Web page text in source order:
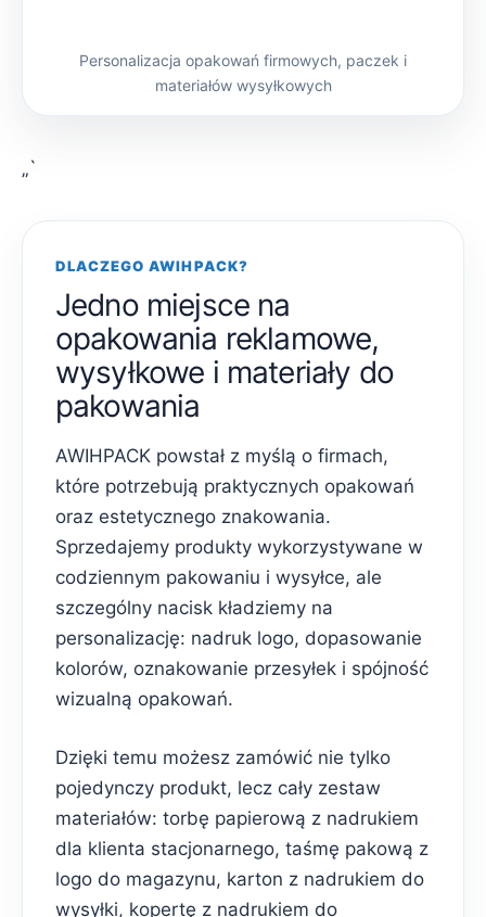
Personalizacja opakowań firmowych, paczek i
materiałów wysyłkowych
„`
DLACZEGO AWIHPACK?
Jedno miejsce na
opakowania reklamowe,
wysyłkowe i materiały do
pakowania
AWIHPACK powstał z myślą o firmach,
które potrzebują praktycznych opakowań
oraz estetycznego znakowania.
Sprzedajemy produkty wykorzystywane w
codziennym pakowaniu i wysyłce, ale
szczególny nacisk kładziemy na
personalizację: nadruk logo, dopasowanie
kolorów, oznakowanie przesyłek i spójność
wizualną opakowań.
Dzięki temu możesz zamówić nie tylko
pojedynczy produkt, lecz cały zestaw
materiałów: torbę papierową z nadrukiem
dla klienta stacjonarnego, taśmę pakową z
logo do magazynu, karton z nadrukiem do
wysyłki, kopertę z nadrukiem do